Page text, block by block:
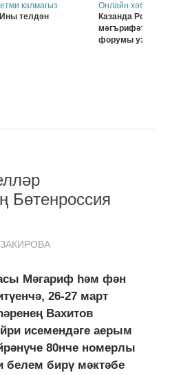
калмагыз
телдән
Онлайн хәбәрләр
Казанда Россия
форумы узачак
Бөтенроссия
ЗАКИРОВА
Мәгариф һәм фән
26-27 март
Вахитов
исемендәге аерым
80нче номерлы
белем бирү мәктәбе